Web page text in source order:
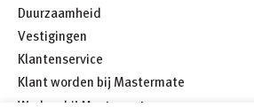
Duurzaamheid
Vestigingen
Klantenservice
Klant worden bij Mastermate